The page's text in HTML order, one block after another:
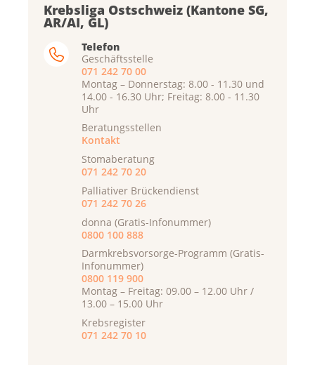
Krebsliga Ostschweiz (Kantone SG,
AR/AI, GL)
Telefon
Geschäftsstelle
071 242 70 00
Montag – Donnerstag: 8.00 - 11.30 und
14.00 - 16.30 Uhr; Freitag: 8.00 - 11.30
Uhr
Beratungsstellen
Kontakt
Stomaberatung
071 242 70 20
Palliativer Brückendienst
071 242 70 26
donna (Gratis-Infonummer)
0800 100 888
Darmkrebsvorsorge-Programm (Gratis-
Infonummer)
0800 119 900
Montag – Freitag: 09.00 – 12.00 Uhr /
13.00 – 15.00 Uhr
Krebsregister
071 242 70 10